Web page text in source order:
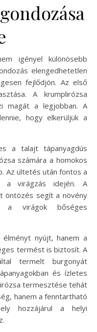
igényel különösebb
elengedhetetlen
fejlődjön. Az első
A krumplirózsa
magát a legjobban. A
hogy elkerüljük a
a talajt tápanyagdús
számára a homokos
Az ültetés után fontos a
a virágzás idején. A
öntözés segít a növény
a virágok bőséges
élményt nyújt, hanem a
termést is biztosít. A
termelt burgonyát
és ízletes
termesztése tehát
hanem a fenntartható
hozzájárul a helyi